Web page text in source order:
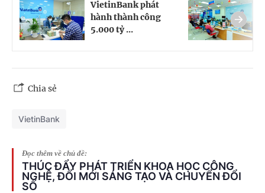
VietinBank phát
hành thành công
5.000 tỷ ...
Chia sẻ
VietinBank
Đọc thêm về chủ đề:
THÚC ĐẨY PHÁT TRIỂN KHOA HỌC CÔNG
NGHỆ, ĐỔI MỚI SÁNG TẠO VÀ CHUYỂN ĐỔI
SỐ